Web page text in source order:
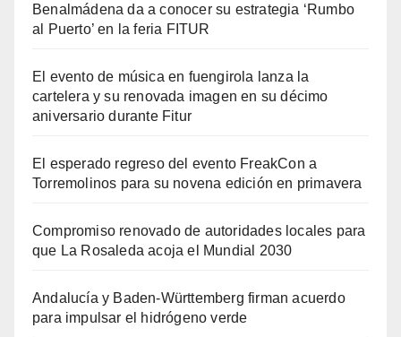
Benalmádena da a conocer su estrategia ‘Rumbo
al Puerto’ en la feria FITUR
El evento de música en fuengirola lanza la
cartelera y su renovada imagen en su décimo
aniversario durante Fitur
El esperado regreso del evento FreakCon a
Torremolinos para su novena edición en primavera
Compromiso renovado de autoridades locales para
que La Rosaleda acoja el Mundial 2030
Andalucía y Baden-Württemberg firman acuerdo
para impulsar el hidrógeno verde